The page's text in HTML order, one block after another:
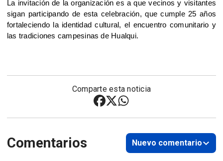
La invitación de la organización es a que vecinos y visitantes
sigan participando de esta celebración, que cumple 25 años
fortaleciendo la identidad cultural, el encuentro comunitario y
las tradiciones campesinas de Hualqui.
Comparte esta noticia
Comentarios Nuevo comentario